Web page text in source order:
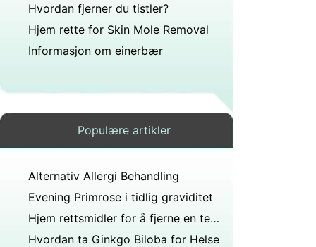
Hvordan fjerner du tistler?
Hjem rette for Skin Mole Removal
Informasjon om einerbær
Populære artikler
Alternativ Allergi Behandling
Evening Primrose i tidlig graviditet
Hjem rettsmidler for å fjerne en tett nese
Hvordan ta Ginkgo Biloba for Helse